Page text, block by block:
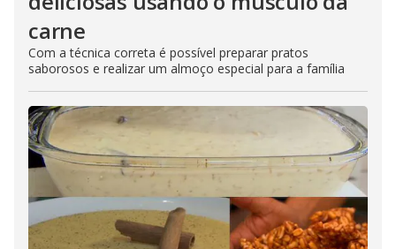
carne
Com a técnica correta é possível preparar pratos
saborosos e realizar um almoço especial para a família